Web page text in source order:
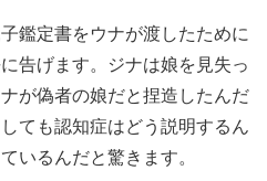
鑑定書をウナが渡したために
告げます。ジナは娘を見失っ
が偽者の娘だと捏造したんだ
ても認知症はどう説明するん
いるんだと驚きます。